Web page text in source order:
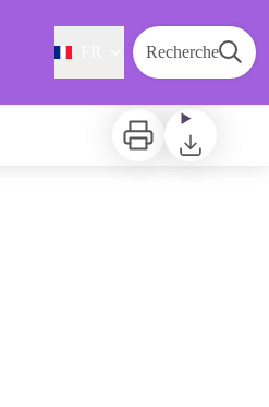
Recherche
Imprimer Télécharger